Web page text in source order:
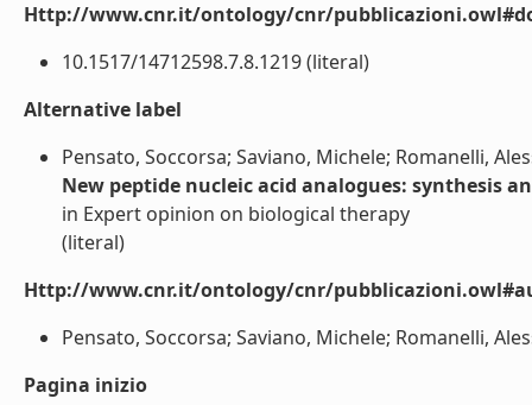
Http://www.cnr.it/ontology/cnr/
10.1517/14712598.7.8.1219 (literal)
Alternative label
Pensato, Soccorsa; Saviano, Michele; Romanelli,
New peptide nucleic acid analogues: synthesis
in Expert opinion on biological therapy
(literal)
Http://www.cnr.it/ontology/cnr/
Pensato, Soccorsa; Saviano, Michele; Romanelli,
Pagina inizio